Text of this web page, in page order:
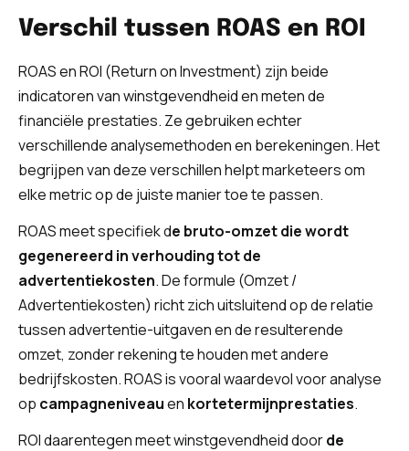
Verschil tussen ROAS en ROI
ROAS en ROI (Return on Investment) zijn beide
indicatoren van winstgevendheid en meten de
financiële prestaties. Ze gebruiken echter
verschillende analysemethoden en berekeningen. Het
begrijpen van deze verschillen helpt marketeers om
elke metric op de juiste manier toe te passen.
ROAS meet specifiek de bruto-omzet die wordt
gegenereerd in verhouding tot de
advertentiekosten. De formule (Omzet /
Advertentiekosten) richt zich uitsluitend op de relatie
tussen advertentie-uitgaven en de resulterende
omzet, zonder rekening te houden met andere
bedrijfskosten. ROAS is vooral waardevol voor analyse
op campagneniveauen kortetermijnprestaties.
ROI daarentegen meet winstgevendheid doorde